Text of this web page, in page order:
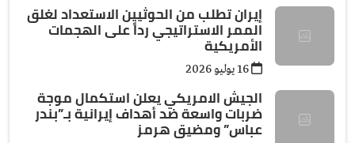
إيران تطلب من الحوثيين الاستعداد لغلق
الممر الاستراتيجي رداً على الهجمات
الأمريكية
الجيش الامريكي يعلن استكمال موجة
ضربات واسعة ضد أهداف إيرانية بـ”بندر
عباس” ومضيق هرمز